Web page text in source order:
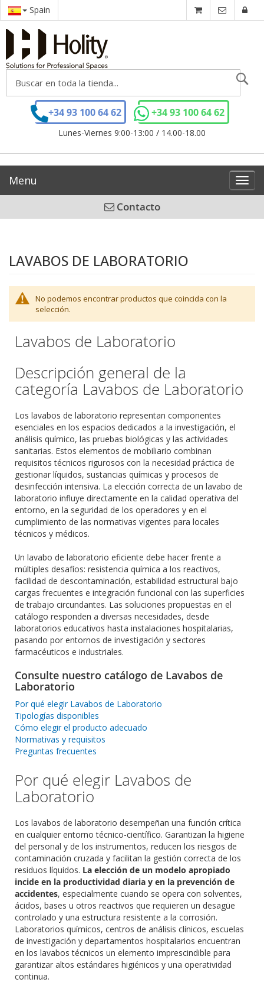
Spain
+34 93 100 64 62 +34 93 100 64 62
Lunes-Viernes 9:00-13:00 / 14.00-18.00
Menu
Contacto
LAVABOS DE LABORATORIO
No podemos encontrar productos que coincida con la
selección.
Lavabos de Laboratorio
Descripción general de la
categoría Lavabos de Laboratorio
Los lavabos de laboratorio representan componentes
esenciales en los espacios dedicados a la investigación, el
análisis químico, las pruebas biológicas y las actividades
sanitarias. Estos elementos de mobiliario combinan
requisitos técnicos rigurosos con la necesidad práctica de
gestionar líquidos, sustancias químicas y procesos de
desinfección intensiva. La elección correcta de un lavabo de
laboratorio influye directamente en la calidad operativa del
entorno, en la seguridad de los operadores y en el
cumplimiento de las normativas vigentes para locales
técnicos y médicos.
Un lavabo de laboratorio eficiente debe hacer frente a
múltiples desafíos: resistencia química a los reactivos,
facilidad de descontaminación, estabilidad estructural bajo
cargas frecuentes e integración funcional con las superficies
de trabajo circundantes. Las soluciones propuestas en el
catálogo responden a diversas necesidades, desde
laboratorios educativos hasta instalaciones hospitalarias,
pasando por entornos de investigación y sectores
farmacéuticos e industriales.
Consulte nuestro catálogo de Lavabos de
Laboratorio
Por qué elegir Lavabos de Laboratorio
Tipologías disponibles
Cómo elegir el producto adecuado
Normativas y requisitos
Preguntas frecuentes
Por qué elegir Lavabos de
Laboratorio
Los lavabos de laboratorio desempeñan una función crítica
en cualquier entorno técnico-científico. Garantizan la higiene
del personal y de los instrumentos, reducen los riesgos de
contaminación cruzada y facilitan la gestión correcta de los
residuos líquidos. La elección de un modelo apropiado
incide en la productividad diaria y en la prevención de
accidentes, especialmente cuando se opera con solventes,
ácidos, bases u otros reactivos que requieren un desagüe
controlado y una estructura resistente a la corrosión.
Laboratorios químicos, centros de análisis clínicos, escuelas
de investigación y departamentos hospitalarios encuentran
en los lavabos técnicos un elemento imprescindible para
garantizar altos estándares higiénicos y una operatividad
continua.